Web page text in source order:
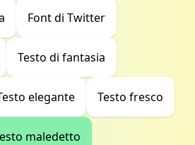
Font di Twitter
Testo di fantasia
elegante Testo fresco
maledetto